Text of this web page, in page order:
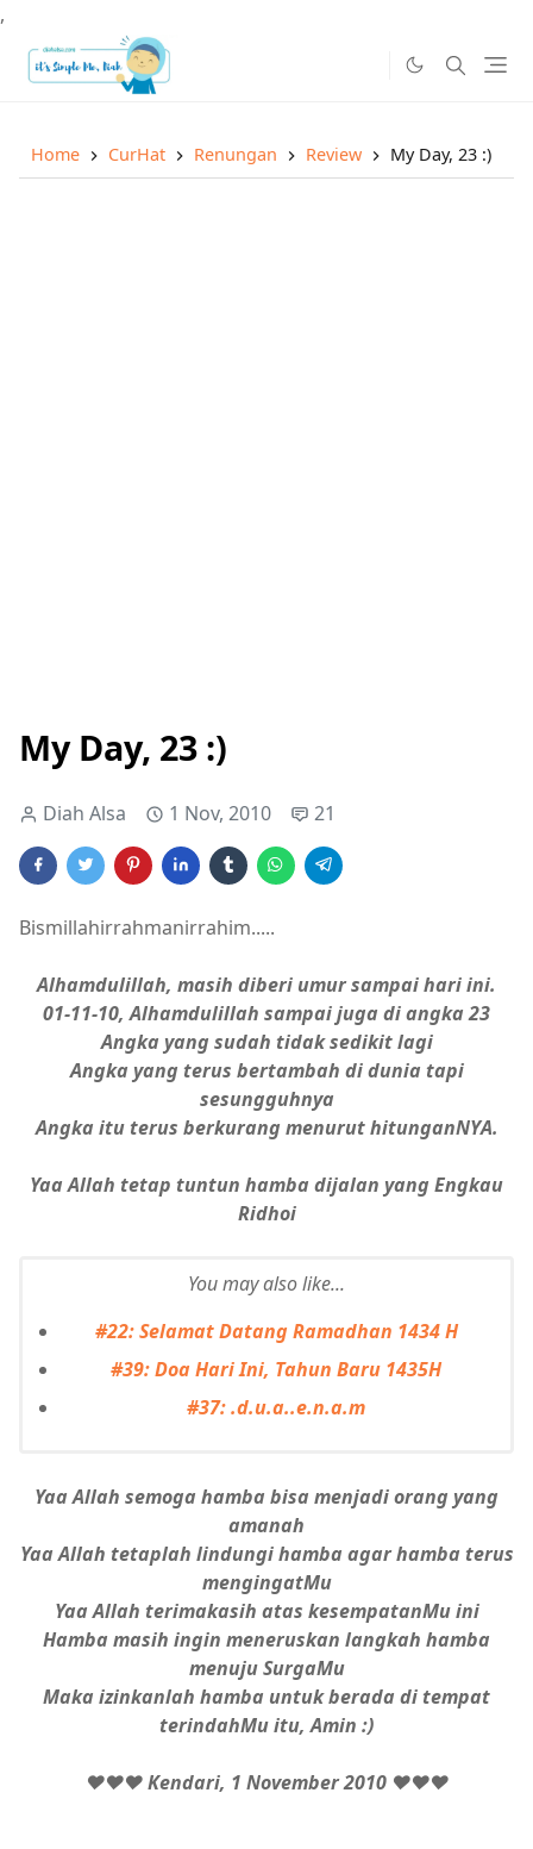
,
Home CurHat Renungan Review My Day, 23 :)
My Day, 23 :)
Diah Alsa 1 Nov, 2010 21
Bismillahirrahmanirrahim.....
Alhamdulillah, masih diberi umur sampai hari ini.
01-11-10, Alhamdulillah sampai juga di angka 23
Angka yang sudah tidak sedikit lagi
Angka yang terus bertambah di dunia tapi
sesungguhnya
Angka itu terus berkurang menurut hitunganNYA.
Yaa Allah tetap tuntun hamba dijalan yang Engkau
Ridhoi
You may also like...
#22: Selamat Datang Ramadhan 1434 H
#39: Doa Hari Ini, Tahun Baru 1435H
#37: .d.u.a..e.n.a.m
Yaa Allah semoga hamba bisa menjadi orang yang
amanah
Yaa Allah tetaplah lindungi hamba agar hamba terus
mengingatMu
Yaa Allah terimakasih atas kesempatanMu ini
Hamba masih ingin meneruskan langkah hamba
menuju SurgaMu
Maka izinkanlah hamba untuk berada di tempat
terindahMu itu, Amin :)
♥♥♥Kendari, 1 November 2010 ♥♥♥